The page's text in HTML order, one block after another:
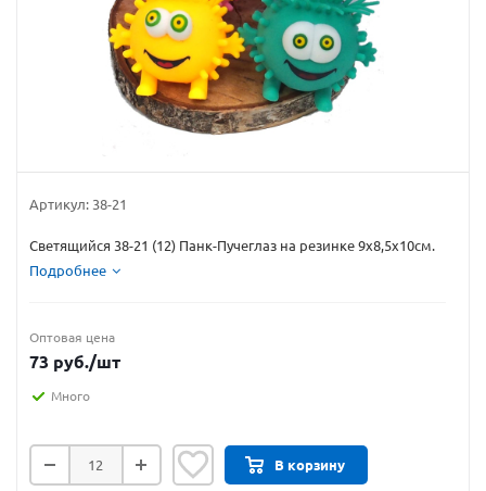
Артикул: 38-21
Светящийся 38-21 (12) Панк-Пучеглаз на резинке 9х8,5х10см.
Подробнее
Оптовая цена
73 руб./шт
Много
В корзину